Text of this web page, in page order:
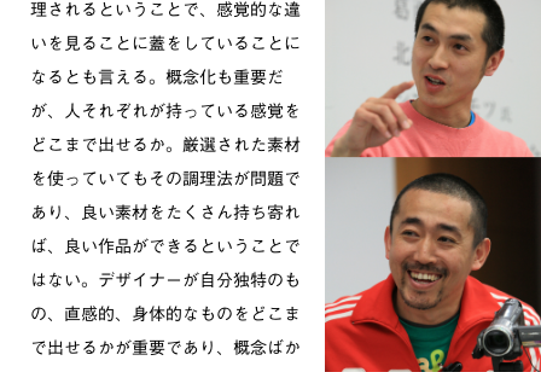
理されるということで、感覚的な違
いを見ることに蓋をしていることに
なるとも言える。概念化も重要だ
が、人それぞれが持っている感覚を
どこまで出せるか。厳選された素材
を使っていてもその調理法が問題で
あり、良い素材をたくさん持ち寄れ
ば、良い作品ができるということで
はない。デザイナーが自分独特のも
の、直感的、身体的なものをどこま
で出せるかが重要であり、概念ばか